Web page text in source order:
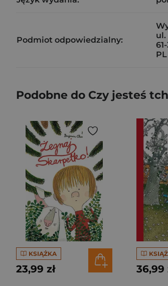
Podmiot odpowiedzialny:
ul.
PL
Podobne do Czy jesteś
KSIĄŻKA
23,99 zł 36,99